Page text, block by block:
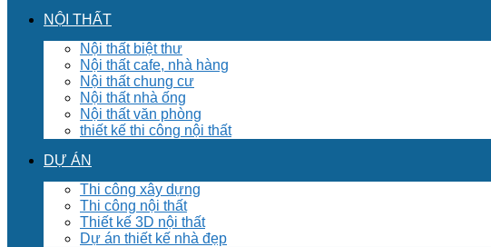
NỘI THẤT
Nội thất biệt thư
Nội thất cafe, nhà hàng
Nội thất chung cư
Nội thất nhà ống
Nội thất văn phòng
thiết kế thi công nội thất
DỰ ÁN
Thi công xây dựng
Thi công nội thất
Thiết kế 3D nội thất
Dự án thiết kế nhà đẹp